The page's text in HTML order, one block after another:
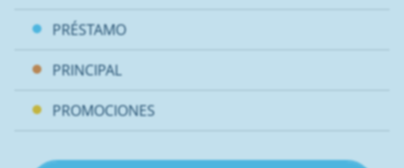
PRÉSTAMO
PRINCIPAL
PROMOCIONES